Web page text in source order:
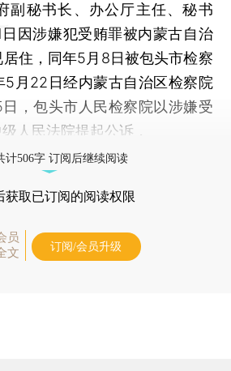
副秘书长、办公厅主任、秘书
因涉嫌犯受贿罪被内蒙古自治
住，同年5月8日被包头市检察
5月22日经内蒙古自治区检察院
，包头市人民检察院以涉嫌受
人民法院提起公诉，
计506字 订阅后继续阅读
获取已订阅的阅读权限
员
文
订阅/会员升级